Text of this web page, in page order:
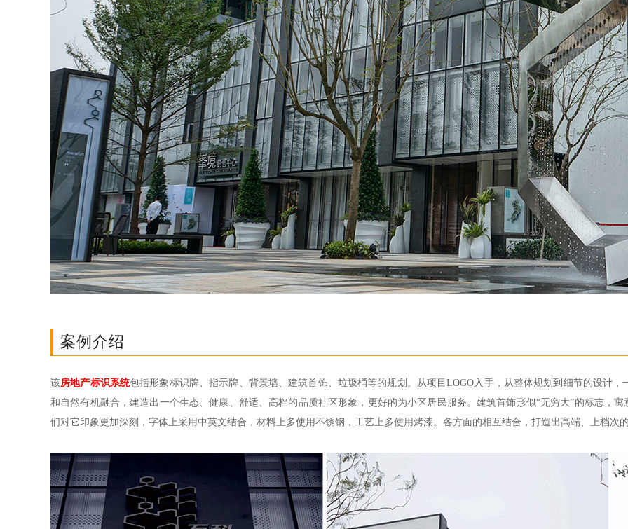
案例介绍
该房地产标识系统包括形象标识牌、指示牌、背景墙、建筑首饰、垃圾桶等的规划。从项目LOGO入手，从整体规划到细节的设计
和自然有机融合，建造出一个生态、健康、舒适、高档的品质社区形象，更好的为小区居民服务。建筑首饰形似“无穷大”的标志，
们对它印象更加深刻，字体上采用中英文结合，材料上多使用不锈钢，工艺上多使用烤漆。各方面的相互结合，打造出高端、上档次